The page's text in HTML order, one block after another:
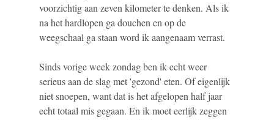
voorzichtig aan zeven kilometer te denken. Als ik
na het hardlopen ga douchen en op de
weegschaal ga staan word ik aangenaam verrast.
Sinds vorige week zondag ben ik echt weer
serieus aan de slag met 'gezond' eten. Of eigenlijk
niet snoepen, want dat is het afgelopen half jaar
echt totaal mis gegaan. En ik moet eerlijk zeggen